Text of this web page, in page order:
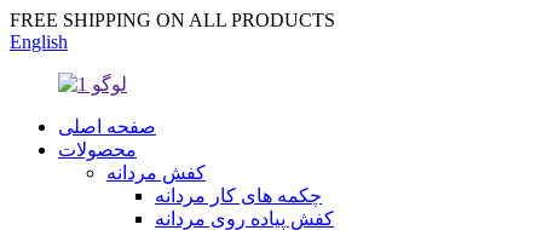
FREE SHIPPING ON ALL PRODUCTS
English
صفحه اصلی
محصولات
کفش مردانه
چکمه های کار مردانه
کفش پیاده روی مردانه